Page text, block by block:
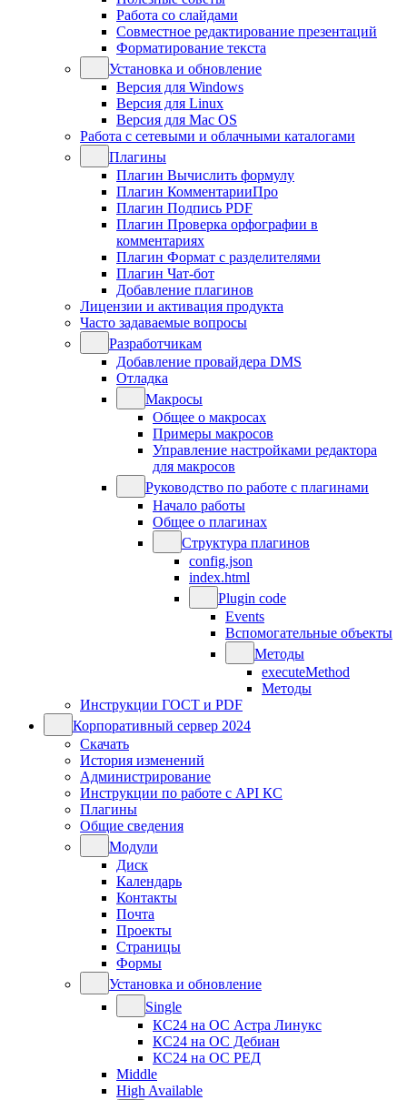
Работа со слайдами
Совместное редактирование презентаций
Форматирование текста
Установка и обновление
Версия для Windows
Версия для Linux
Версия для Mac OS
Работа с сетевыми и облачными каталогами
Плагины
Плагин Вычислить формулу
Плагин КомментарииПро
Плагин Подпись PDF
Плагин Проверка орфографии в
комментариях
Плагин Формат с разделителями
Плагин Чат-бот
Добавление плагинов
Лицензии и активация продукта
Часто задаваемые вопросы
Разработчикам
Добавление провайдера DMS
Отладка
Макросы
Общее о макросах
Примеры макросов
Управление настройками редактора
для макросов
Руководство по работе с плагинами
Начало работы
Общее о плагинах
Структура плагинов
config.json
index.html
Plugin code
Events
Вспомогательные объекты
Методы
executeMethod
Методы
Инструкции ГОСТ и PDF
Корпоративный сервер 2024
Скачать
История изменений
Администрирование
Инструкции по работе с API КС
Плагины
Общие сведения
Модули
Диск
Календарь
Контакты
Почта
Проекты
Страницы
Формы
Установка и обновление
Single
КС24 на ОС Астра Линукс
КС24 на ОС Дебиан
КС24 на ОС РЕД
Middle
High Available